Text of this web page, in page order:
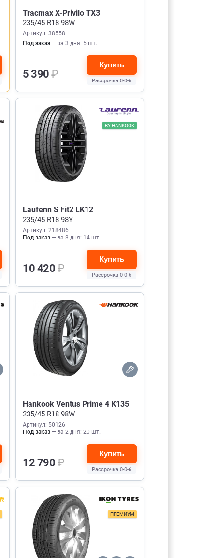
Tracmax X-Privilo TX3
235/45 R18 98W
Артикул: 38558
Под заказ — за 3 дня: 5 шт.
5 390₽
Купить
Рассрочка 0-0-6
BY HANKOOK
Laufenn S Fit2 LK12
235/45 R18 98Y
Артикул: 218486
Под заказ — за 3 дня: 14 шт.
10 420 ₽
Купить
Рассрочка 0-0-6
Hankook Ventus Prime 4 K135
235/45 R18 98W
Артикул: 50126
Под заказ — за 2 дня: 20 шт.
12 790 ₽
Купить
Рассрочка 0-0-6
ПРЕМИУМ